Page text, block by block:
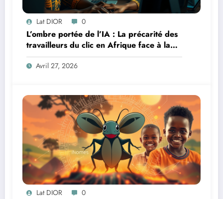
Lat DIOR 0
L’ombre portée de l’IA : La précarité des
travailleurs du clic en Afrique face à la
révolution numérique
Avril 27, 2026
Lat DIOR 0